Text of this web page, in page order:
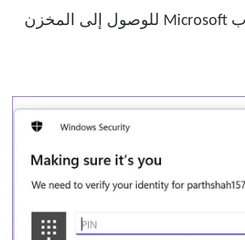
كلمة مرور حساب Microsoft للوصول إلى المخزن